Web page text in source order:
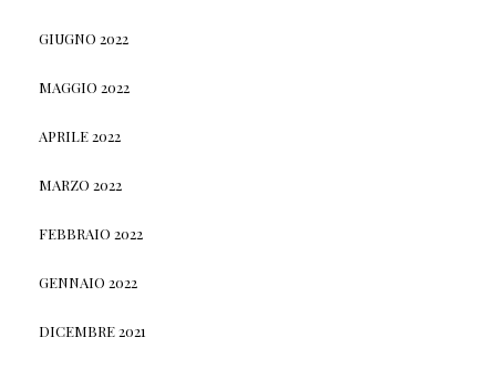
GIUGNO 2022
MAGGIO 2022
APRILE 2022
MARZO 2022
FEBBRAIO 2022
GENNAIO 2022
DICEMBRE 2021